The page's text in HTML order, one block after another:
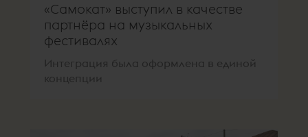
«Самокат» выступил в качестве
партнёра на музыкальных
фестивалях
Интеграция была оформлена в единой
концепции